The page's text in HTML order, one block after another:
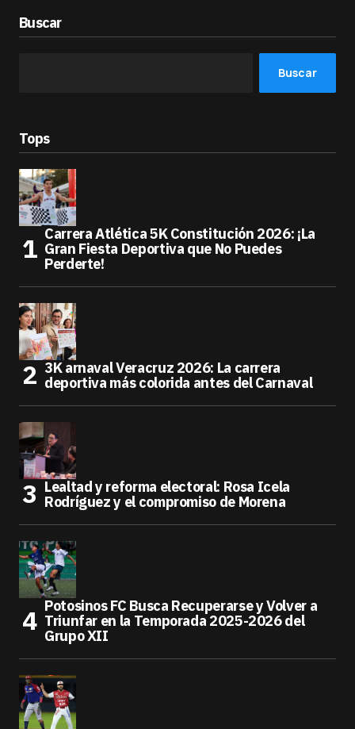
Buscar
Buscar
Tops
Carrera Atlética 5K Constitución 2026: ¡La
Gran Fiesta Deportiva que No Puedes
Perderte!
3K arnaval Veracruz 2026: La carrera
deportiva más colorida antes del Carnaval
Lealtad y reforma electoral: Rosa Icela
Rodríguez y el compromiso de Morena
Potosinos FC Busca Recuperarse y Volver a
Triunfar en la Temporada 2025-2026 del
Grupo XII